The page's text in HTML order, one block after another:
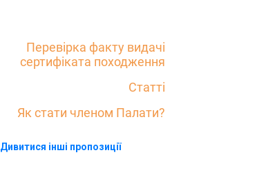
Перевірка факту видачі
сертифіката походження
Статті
Як стати членом Палати?
Дивитися інші пропозиції